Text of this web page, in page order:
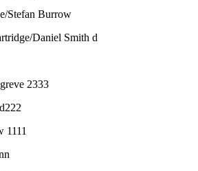
Stefan Burrow
Daniel Smith d
2333
1111